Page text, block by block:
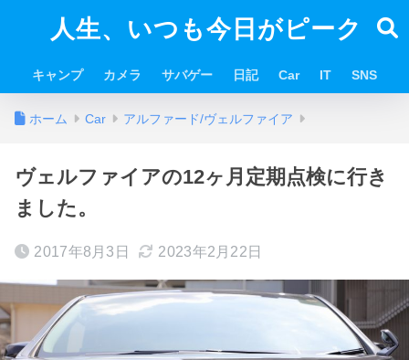
人生、いつも今日がピーク
キャンプ カメラ サバゲー 日記 Car IT SNS
ホーム Car アルファード/ヴェルファイア
ヴェルファイアの12ヶ月定期点検に行き
ました。
2017年8月3日 2023年2月22日